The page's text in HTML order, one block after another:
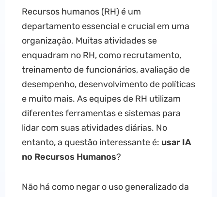
Recursos humanos (RH) é um
departamento essencial e crucial em uma
organização. Muitas atividades se
enquadram no RH, como recrutamento,
treinamento de funcionários, avaliação de
desempenho, desenvolvimento de políticas
e muito mais. As equipes de RH utilizam
diferentes ferramentas e sistemas para
lidar com suas atividades diárias. No
entanto, a questão interessante é: usar IA
no Recursos Humanos?
Não há como negar o uso generalizado da